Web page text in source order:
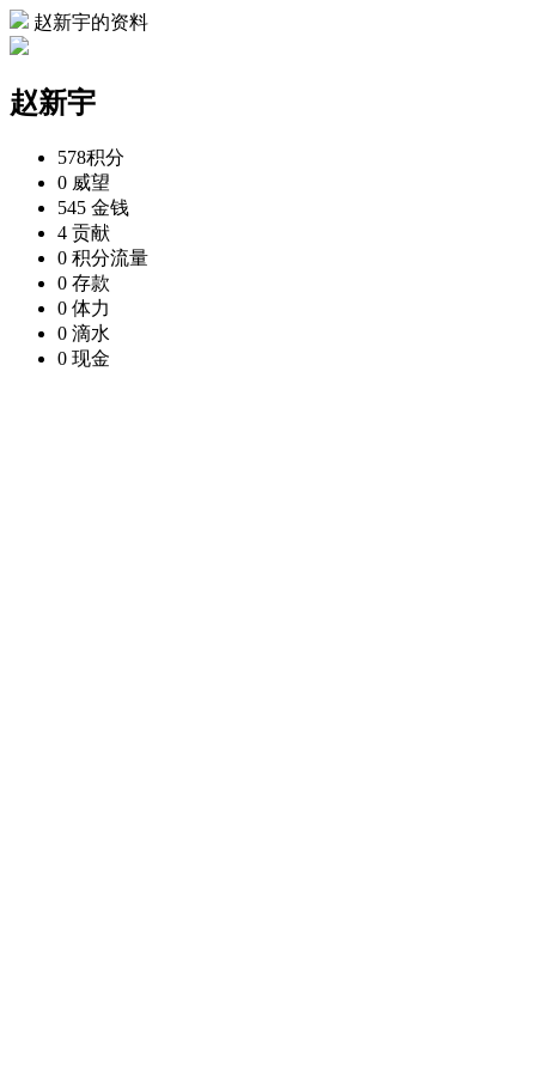
赵新宇的资料
赵新宇
578积分
0 威望
545 金钱
4 贡献
0 积分流量
0 存款
0 体力
0 滴水
0 现金